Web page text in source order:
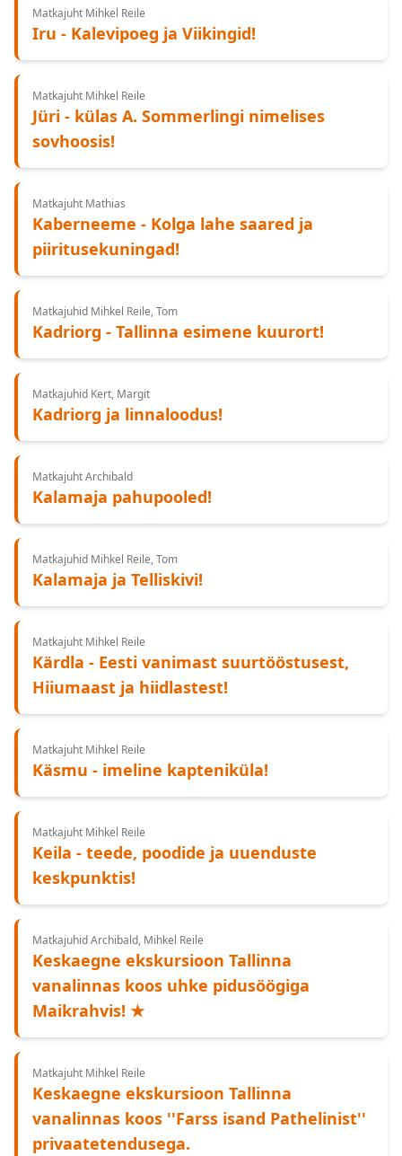
Matkajuht Mihkel Reile
Iru - Kalevipoeg ja Viikingid!
Matkajuht Mihkel Reile
Jüri - külas A. Sommerlingi nimelises
sovhoosis!
Matkajuht Mathias
Kaberneeme - Kolga lahe saared ja
piiritusekuningad!
Matkajuhid Mihkel Reile, Tom
Kadriorg - Tallinna esimene kuurort!
Matkajuhid Kert, Margit
Kadriorg ja linnaloodus!
Matkajuht Archibald
Kalamaja pahupooled!
Matkajuhid Mihkel Reile, Tom
Kalamaja ja Telliskivi!
Matkajuht Mihkel Reile
Kärdla - Eesti vanimast suurtööstusest,
Hiiumaast ja hiidlastest!
Matkajuht Mihkel Reile
Käsmu - imeline kapteniküla!
Matkajuht Mihkel Reile
Keila - teede, poodide ja uuenduste
keskpunktis!
Matkajuhid Archibald, Mihkel Reile
Keskaegne ekskursioon Tallinna
vanalinnas koos uhke pidusöögiga
Maikrahvis! ★
Matkajuht Mihkel Reile
Keskaegne ekskursioon Tallinna
vanalinnas koos ''Farss isand Pathelinist''
privaatetendusega.